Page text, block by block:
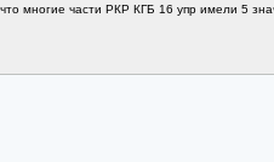
многие части РКР КГБ 16 упр имели 5